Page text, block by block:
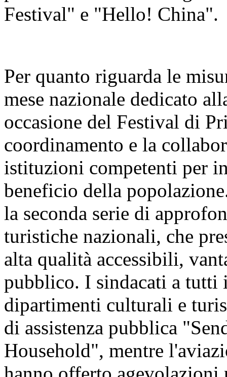
Festival" e "Hello! China".
Per quanto riguarda le
mese nazionale dedicato
occasione del Festival di
coordinamento e la
istituzioni competenti per
beneficio della
la seconda serie di
turistiche nazionali, che
alta qualità accessibili,
pubblico. I sindacati a
dipartimenti culturali e
di assistenza pubblica
Household", mentre